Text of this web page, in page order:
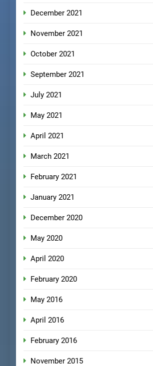
December 2021
November 2021
October 2021
September 2021
July 2021
May 2021
April 2021
March 2021
February 2021
January 2021
December 2020
May 2020
April 2020
February 2020
May 2016
April 2016
February 2016
November 2015